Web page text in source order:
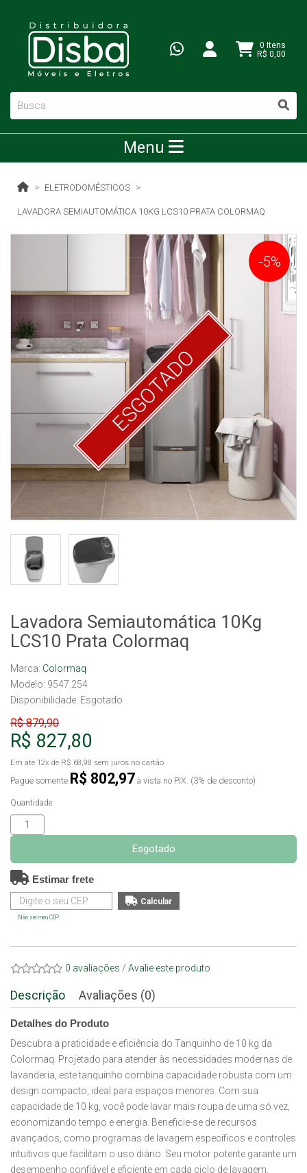
0 Itens
R$ 0,00
Menu
ELETRODOMÉSTICOS
LAVADORA SEMIAUTOMÁTICA 10KG LCS10 PRATA COLORMAQ
ESGOTADO
-5%
Lavadora Semiautomática 10Kg
LCS10 Prata Colormaq
Marca: Colormaq
Modelo: 9547.254
Disponibilidade: Esgotado
R$ 879,90
R$ 827,80
Em até 12x de R$ 68,98 sem juros no cartão
Pague somente R$ 802,97 à vista no PIX. (3% de desconto)
Quantidade
Esgotado
Estimar frete
Não sei meu CEP
0 avaliações / Avalie este produto
Descrição Avaliações (0)
Detalhes do Produto
Descubra a praticidade e eficiência do Tanquinho de 10 kg da
Colormaq. Projetado para atender às necessidades modernas de
lavanderia, este tanquinho combina capacidade robusta com um
design compacto, ideal para espaços menores. Com sua
capacidade de 10 kg, você pode lavar mais roupa de uma só vez,
economizando tempo e energia. Beneficie-se de recursos
avançados, como programas de lavagem específicos e controles
intuitivos que facilitam o uso diário. Seu motor potente garante um
desempenho confiável e eficiente em cada ciclo de lavagem.